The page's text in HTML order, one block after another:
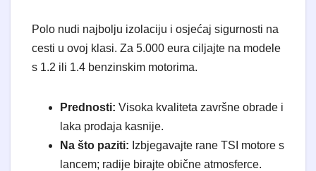
​Polo nudi najbolju izolaciju i osjećaj sigurnosti na
cesti u ovoj klasi. Za 5.000 eura ciljajte na modele
s 1.2 ili 1.4 benzinskim motorima.
Prednosti: Visoka kvaliteta završne obrade i
laka prodaja kasnije.
Na što paziti: Izbjegavajte rane TSI motore s
lancem; radije birajte obične atmosferce.